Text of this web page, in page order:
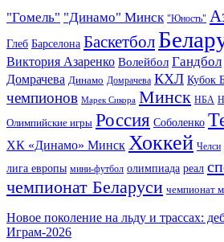
"Гомель" "Динамо" Минск "Юность"
Глеб Барселона Баскетбол
Виктория Азаренко Волейбол Гандбол
Домрачева Динамо Домрачева КХЛ Кубок
чемпионов Марек Сикора Минск НБА
Олимпийские игры Россия Соболенко
ХК «Динамо» Минск Хоккей Челси
лига европы мини-футбол олимпиада реал
чемпионат Беларуси чемпионат
Новое поколение на льду и трассах:
Играм-2026